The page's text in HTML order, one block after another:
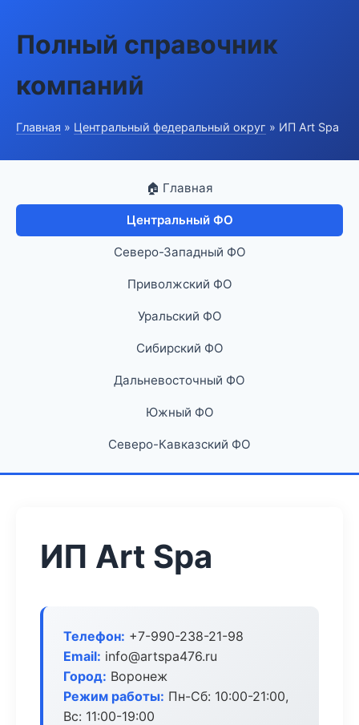
Полный справочник
компаний
Главная » Центральный федеральный округ » ИП Art Spa
🏠 Главная
Центральный ФО
Северо-Западный ФО
Приволжский ФО
Уральский ФО
Сибирский ФО
Дальневосточный ФО
Южный ФО
Северо-Кавказский ФО
ИП Art Spa
Телефон: +7-990-238-21-98
Email: info@artspa476.ru
Город: Воронеж
Режим работы: Пн-Сб: 10:00-21:00,
Вс: 11:00-19:00